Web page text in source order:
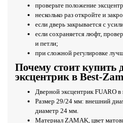
проверьте положение
несколько раз откройте и
если дверь закрывается с
если сохраняется люфт,
и петли;
при сложной регулировке
Почему стоит купить
эксцентрик в Best-
Дверной эксцентрик FUARO в
Размер 29/24 мм: внешний
диаметр 24 мм.
Материал ZAMAK, цвет